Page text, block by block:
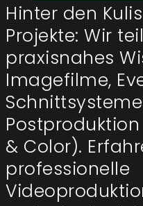
Hinter den
Projekte: Wir
praxisnahes
Imagefilme,
& Color).
professionelle